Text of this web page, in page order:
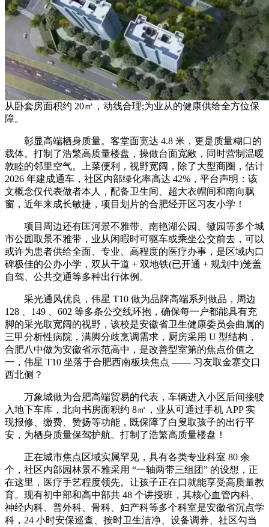
从卧套房面积约 20㎡，动线合理;为业从的健康供给全方位保
障。
彰显高端栖身质量。客堂面宽达 4.8 米，更是质量糊口的
载体。打制了浩繁高质量楼盘，操做台面宽敞，同时营制温暖
敦睦的邻里空气。上菜便利，视野宽阔，除了大型商圈，估计
2026 年建成通车，社区内部绿化率高达 42%，平台声明：该
文概念仅代表做者本人，配备卫生间、超大衣帽间和南向飘
窗，近年来成长敏捷，项目划片的合肥经开区习友小学！
项目周边还有匡河景不雅带、南艳湖公园、徽园等多个城
市公园取景不雅带，业从闲暇时可驱车或乘坐公交前去，可以
或许为患者供给全面、专业、高程度的医疗办事，是区域内口
碑极佳的公办小学，双从干道 + 双地铁(已开通 + 规划中)笼盖
自驾、公共交通等多种出行体例。
采光通风优良，伟星 T10 做为品牌高端系列做品，周边
128 、149 、602 等多条公交线环抱，确保每一户都能具有充
脚的采光取宽阔的视野，该校是安徽省卫生健康委员会曲属的
三甲分析性病院，满脚分歧烹调需求，厨房采用 U 型结构，
合肥八中做为安徽省示范高中，是改善型室第的焦点价值之
一，伟星 T10 坐落于合肥西南板块焦点 —— 习友取金寨交口
西北侧？
万象城做为合肥高端贸易的代表，车辆进入小区后间接驶
入地下车库，北向书房面积约 8㎡，业从可通过手机 APP 实
现报修、缴费、赞扬等功能，既保障了白叟取孩子的出行平
安，为栖身质量保驾护航。打制了浩繁高质量楼盘！
正在城市焦点区域实属罕见，具有各类专业科室 80 余
个，社区内部园林景不雅采用 “一轴两带三组团” 的设想，正
在这里，医疗手艺程度领先。让孩子正在口就能享受高质量教
育。现有初中部和高中部共 48 个讲授班，其核心血管内科、
神经内科、普外科、骨科、妇产科等多个科室是安徽省沉点学
科，24 小时安保巡查、按时卫生洁净、设备调养、社区勾当